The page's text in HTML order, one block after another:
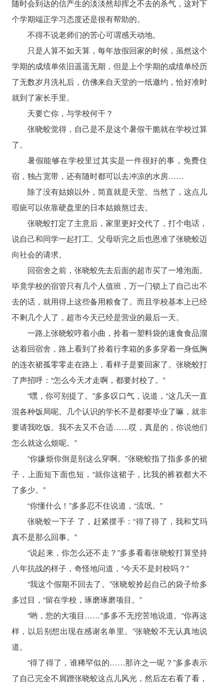
随时会到达的信产生的淡淡然却挥之不去的杀气，这对下
个学期端正学习态度还是很有帮助的。
不得不说老师们的苦心可谓感天动地。
只是人算不如天算，每年放假回家的时候，虽然这个
学期的成绩单依旧遥遥无期，但是上个学期的成绩单经历
了无数岁月洗礼后，仿佛来自天堂的一纸邀约，恰好准时
就到了家长手里。
天要亡你，与学校何干？
张晓蛟觉得，自己是不是这个暑假干脆就在学校过算
了。
暑假能够在学校里过其实是一件很好的事，免费住
宿，独占宽带，还有随时都可以去冲凉的水房……
除了没有姑娘以外，简直就是天堂。当然了，这点儿
瑕疵可以依靠硬盘里的日本姑娘熬过去。
张晓蛟打定了主意后，家里更好交代了，打个电话，
说自己和同学一起打工。父母听完之后也恩准了张晓蛟迈
向社会的请求。
回宿舍之前，张晓蛟先去后面的超市买了一堆泡面。
毕竟学校的宿管只有几个人值班，万一门锁上了自己出不
去的话，就用得上这些备用粮食了。而且学校基本上已经
不剩几个人了，超市今天已经是营业的最后一天。
一路上张晓蛟哼着小曲，拎着一塑料袋的速食食品溜
达着回宿舍，路上看到了拎着行李箱的多多穿着一身低胸
的连衣裙孤零零走在路上，看样子是要回家了。张晓蛟打
了声招呼：“怎么今天才走啊，都要封校了。”
“嘿，你可别提了。”多多叹口气，说道，“这几天一直
混各种饭局呢。几个认识的学长不是都要毕业了嘛，就非
要请我吃饭。我不去又不合适……哎，真是的，你说他们
怎么就这么烦呢。”
“你嫌烦你倒是别这么穿啊。”张晓蛟指了指多多的裙
子，上面短下面也短，“就你这裙子，比我的裤衩都大不
了多少。”
“你懂什么！”多多忍不住说道，“流氓。”
张晓蛟一下子 了，赶紧摆手：“得了得了，我和艾玛
真不是那么回事。”
“说起来，你怎么还不走？”多多看着张晓蛟打算坚持
八年抗战的样子，奇怪地问道，“今天不是封校吗？”
“我这个假期不回去了。”张晓蛟拎起自己的袋子给多
多过目，“留在学校，琢磨琢磨项目。”
“哟，您的大项目……”多多不无挖苦地说道。“你再这
样，以后别想出现在感谢名单里。”张晓蛟不无认真地说
道。
“得了得了，谁稀罕似的……那许之一呢？”多多表示
了自己完全不屑蹭张晓蛟这点儿风光，然后左右看了看，